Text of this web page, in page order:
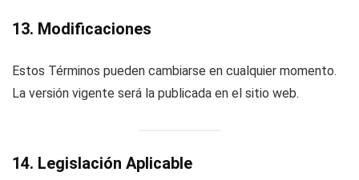
13. Modificaciones
Estos Términos pueden cambiarse en cualquier momento.
La versión vigente será la publicada en el sitio web.
14. Legislación Aplicable